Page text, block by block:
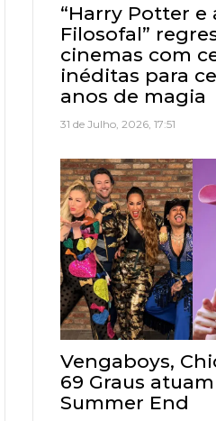
“Harry Potter e
Filosofal”
cinemas com
inéditas para
anos de magia
31 de Julho, 2026, 17:51
Vengaboys,
69 Graus
Summer End